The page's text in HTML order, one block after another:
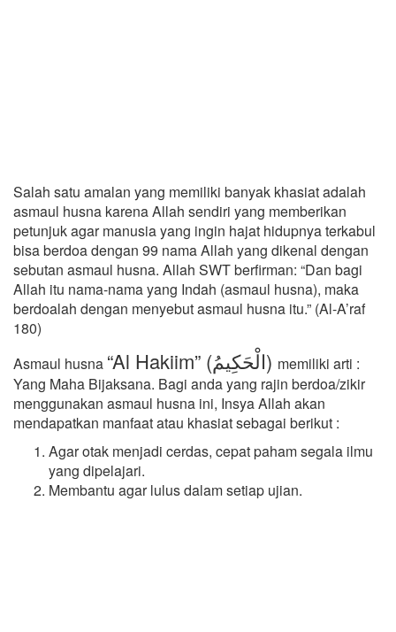
Salah satu amalan yang memiliki banyak khasiat adalah
asmaul husna karena Allah sendiri yang memberikan
petunjuk agar manusia yang ingin hajat hidupnya terkabul
bisa berdoa dengan 99 nama Allah yang dikenal dengan
sebutan asmaul husna. Allah SWT berfirman: “Dan bagi
Allah itu nama-nama yang Indah (asmaul husna), maka
berdoalah dengan menyebut asmaul husna itu.” (Al-A’raf
180)
Asmaul husna
“Al Hakiim” (الْحَكِيمُ) memiliki arti :
Yang Maha Bijaksana. Bagi anda yang rajin berdoa/zikir
menggunakan asmaul husna ini, Insya Allah akan
mendapatkan manfaat atau khasiat sebagai berikut :
Agar otak menjadi cerdas, cepat paham segala ilmu
yang dipelajari.
Membantu agar lulus dalam setiap ujian.